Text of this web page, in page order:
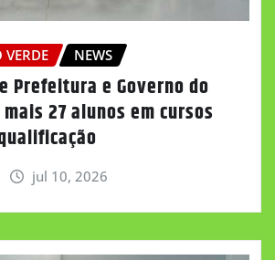
VERDE NEWS
Prefeitura e Governo do
27 alunos em cursos
jul 10, 2026